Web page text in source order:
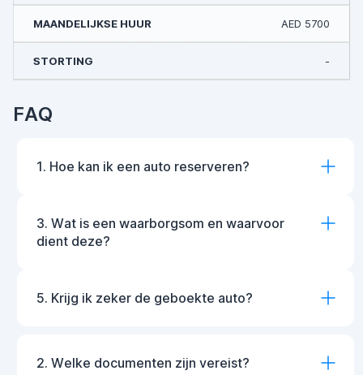
AED 5700
-
FAQ
1. Hoe kan ik een auto reserveren?
3. Wat is een waarborgsom en waarvoor
dient deze?
5. Krijg ik zeker de geboekte auto?
2. Welke documenten zijn vereist?